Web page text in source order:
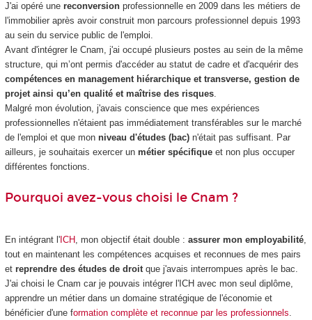
J'ai opéré une reconversion professionnelle en 2009 dans les métiers de
l'immobilier après avoir construit mon parcours professionnel depuis 1993
au sein du service public de l'emploi.
Avant d'intégrer le Cnam, j'ai occupé plusieurs postes au sein de la même
structure, qui m’ont permis d'accéder au statut de cadre et d'acquérir des
compétences en management hiérarchique et transverse, gestion de
projet ainsi qu’en qualité et maîtrise des risques.
Malgré mon évolution, j'avais conscience que mes expériences
professionnelles n'étaient pas immédiatement transférables sur le marché
de l'emploi et que mon niveau d'études (bac) n'était pas suffisant. Par
ailleurs, je souhaitais exercer un métier spécifiqueet non plus occuper
différentes fonctions.
Pourquoi avez-vous choisi le Cnam ?
En intégrant l'ICH, mon objectif était double : assurer mon employabilité,
tout en maintenant les compétences acquises et reconnues de mes pairs
et reprendre des études de droitque j'avais interrompues après le bac.
J'ai choisi le Cnam car je pouvais intégrer l'ICH avec mon seul diplôme,
apprendre un métier dans un domaine stratégique de l'économie et
bénéficier d'une formation complète et reconnue par les professionnels